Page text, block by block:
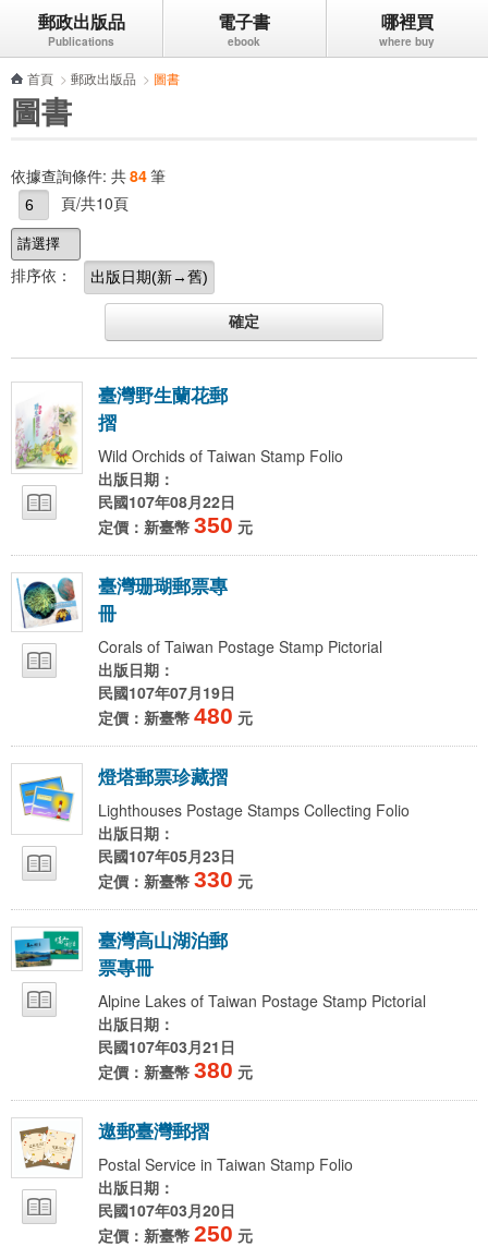
跳到主要內容區塊
郵政出版品 電子書 哪裡買
首頁 > 郵政出版品 > 圖書
圖書
依據查詢條件: 共84筆
頁/共10頁
排序依：
臺灣野生蘭花郵
摺
Wild Orchids of Taiwan Stamp Folio
出版日期：
民國107年08月22日
定價：新臺幣 350 元
臺灣珊瑚郵票專
冊
Corals of Taiwan Postage Stamp Pictorial
出版日期：
民國107年07月19日
定價：新臺幣 480 元
燈塔郵票珍藏摺
Lighthouses Postage Stamps Collecting Folio
出版日期：
民國107年05月23日
定價：新臺幣 330 元
臺灣高山湖泊郵
票專冊
Alpine Lakes of Taiwan Postage Stamp Pictorial
出版日期：
民國107年03月21日
定價：新臺幣 380 元
遨郵臺灣郵摺
Postal Service in Taiwan Stamp Folio
出版日期：
民國107年03月20日
定價：新臺幣 250 元